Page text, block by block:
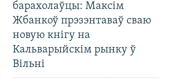
барахолаўцы: Максім
Жбанкоў прэзэнтаваў сваю
новую кнігу на
Кальварыйскім рынку ў
Вільні